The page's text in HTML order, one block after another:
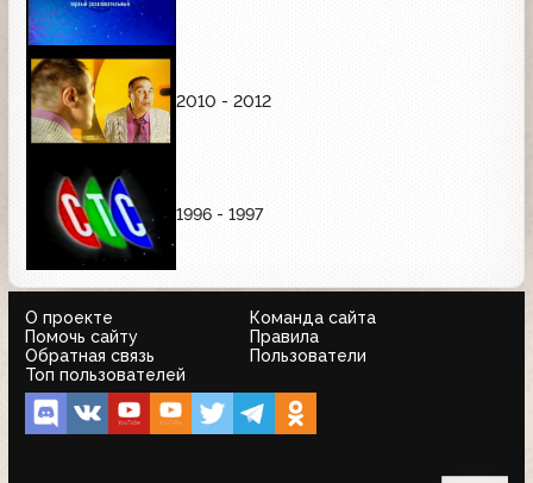
2010 - 2012
1996 - 1997
О проекте
Команда сайта
Помочь сайту
Правила
Обратная связь
Пользователи
Топ пользователей